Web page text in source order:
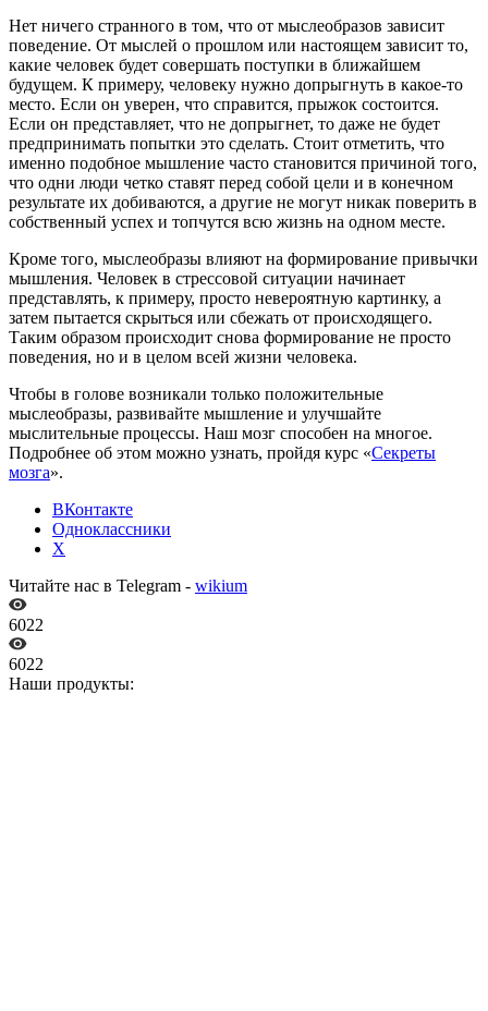
Нет ничего странного в том, что от мыслеобразов зависит
поведение. От мыслей о прошлом или настоящем зависит то,
какие человек будет совершать поступки в ближайшем
будущем. К примеру, человеку нужно допрыгнуть в какое-то
место. Если он уверен, что справится, прыжок состоится.
Если он представляет, что не допрыгнет, то даже не будет
предпринимать попытки это сделать. Стоит отметить, что
именно подобное мышление часто становится причиной того,
что одни люди четко ставят перед собой цели и в конечном
результате их добиваются, а другие не могут никак поверить в
собственный успех и топчутся всю жизнь на одном месте.
Кроме того, мыслеобразы влияют на формирование привычки
мышления. Человек в стрессовой ситуации начинает
представлять, к примеру, просто невероятную картинку, а
затем пытается скрыться или сбежать от происходящего.
Таким образом происходит снова формирование не просто
поведения, но и в целом всей жизни человека.
Чтобы в голове возникали только положительные
мыслеобразы, развивайте мышление и улучшайте
мыслительные процессы. Наш мозг способен на многое.
Подробнее об этом можно узнать, пройдя курс «Секреты
мозга».
ВКонтакте
Одноклассники
X
Читайте нас в Telegram - wikium
6022
6022
Наши продукты: